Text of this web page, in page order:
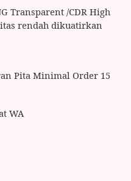
Transparent /CDR High
rendah dikuatirkan
Pita Minimal Order 15
WA